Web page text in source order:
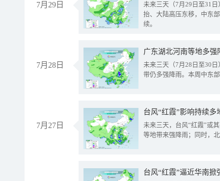
7月29日
未来三天（7月29日至31
抬、大陆高压东移，中东
续。
7月28日
广东湖北河南等地多
未来三天（7月28日至30
带仍多强降雨。本周中东
7月27日
台风“红霞”影响持续
未来三天，台风“红霞”或
等地带来强降雨；同时，
台风“红霞”逼近华南